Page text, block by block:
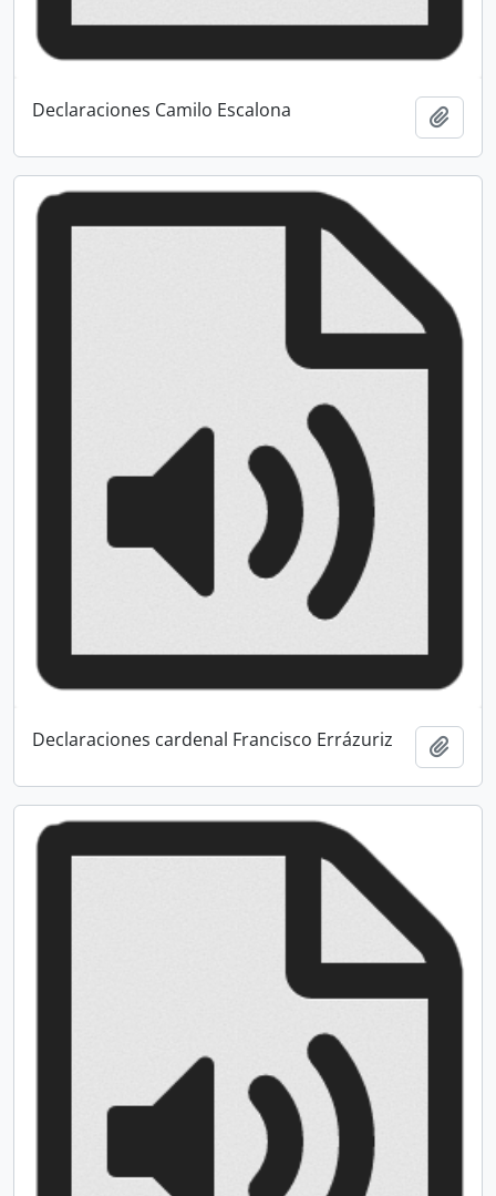
Declaraciones Camilo Escalona
Declaraciones cardenal Francisco Errázuriz